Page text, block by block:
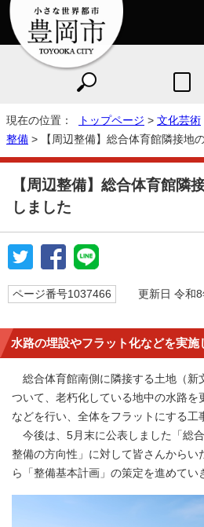
現在の位置： トップページ > 文化芸術
整備 > 【周辺整備】総合体育館隣接地
【周辺整備】総合体育館隣
しました
ページ番号1037466 更新日 令和8
水路の埋設やフラット化などを実施
総合体育館南側に隣接する土地（新
ついて、老朽化している地中の水路を
などを行い、全体をフラットにする工
今後は、5月末に公表しました「総
整備の方向性」に対して皆さんからい
ら「整備基本計画」の策定を進めてい